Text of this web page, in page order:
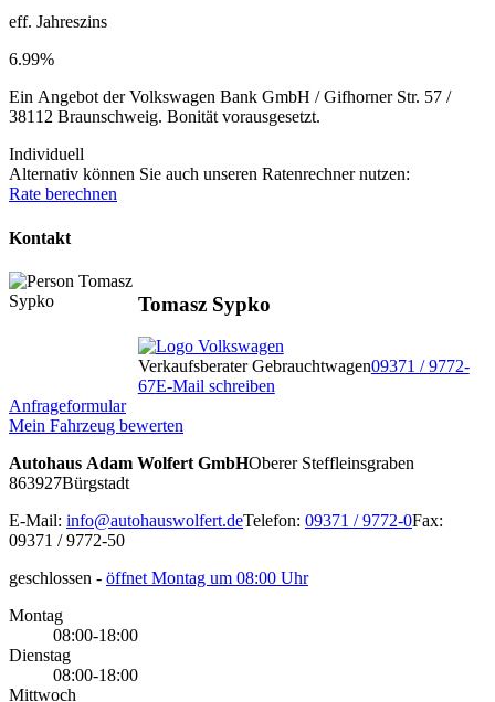
eff. Jahreszins
6.99%
Ein Angebot der Volkswagen Bank GmbH / Gifhorner Str. 57 /
38112 Braunschweig. Bonität vorausgesetzt.
Individuell
Alternativ können Sie auch unseren Ratenrechner nutzen:
Rate berechnen
Kontakt
Tomasz Sypko
Verkaufsberater Gebrauchtwagen09371 / 9772-
67E-Mail schreiben
Anfrageformular
Mein Fahrzeug bewerten
Autohaus Adam Wolfert GmbHOberer Steffleinsgraben
863927Bürgstadt
E-Mail: info@autohauswolfert.deTelefon: 09371 / 9772-0Fax:
09371 / 9772-50
geschlossen - öffnet Montag um 08:00 Uhr
Montag
08:00-18:00
Dienstag
08:00-18:00
Mittwoch